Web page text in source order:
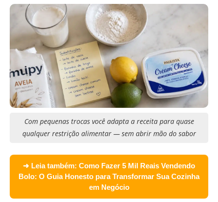
Com pequenas trocas você adapta a receita para quase
qualquer restrição alimentar — sem abrir mão do sabor
➜ Leia também: Como Fazer 5 Mil Reais Vendendo
Bolo: O Guia Honesto para Transformar Sua Cozinha
em Negócio